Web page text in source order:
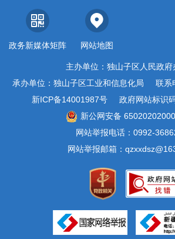
微”微信公众平台及时发
教知识等各类群众关注
关政务新闻信息。2023
监督所共推送微信信息
（五）监督保障
按照《条例》要求
健全完善信息主动公开
公开、信息公开审查等
范依申请公开办理工作
立健全政府信息公开申
审核、办理等制度。对
政务新媒体矩阵 网站地图
主办单位：独山子区人民政府
承办单位：独山子区工业和信息化局
联系
新ICP备14001987号
政府网站标识
新公网安备
网站举报电话：0992-
网站举报邮箱：